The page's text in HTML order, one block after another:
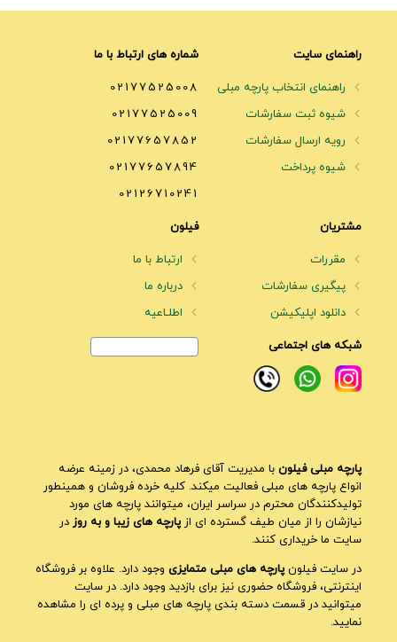
راهنمای سایت
راهنمای انتخاب پارچه مبلی
شیوه ثبت سفارشات
رویه ارسال سفارشات
شیوه پرداخت
شماره های ارتباط با ما
02177525008
02177525009
02177657852
02177657894
02126710241
مشتریان
مقررات
پیگیری سفارشات
دانلود اپلیکیشن
فیلون
ارتباط با ما
درباره ما
اطلـاعیه
شبکه های اجتماعی
پارچه مبلی فیلون با مدیریت آقای فرهاد محمدی، در زمینه عرضه
انواع پارچه های مبلی فعالیت میکند. کلیه خرده فروشان و همینطور
تولیدکنندگان محترم در سراسر ایران، میتوانند پارچه های مورد
نیازشان را از میان طیف گسترده ای ازپارچه های زیبا و به روز در
سایت ما خریداری کنند.
در سایت فیلونپارچه های مبلی متمایزی وجود دارد. علاوه بر فروشگاه
اینترنتی، فروشگاه حضوری نیز برای بازدید وجود دارد. در سایت
میتوانید در قسمت دسته بندی پارچه های مبلی و پرده ای را مشاهده
نمایید.